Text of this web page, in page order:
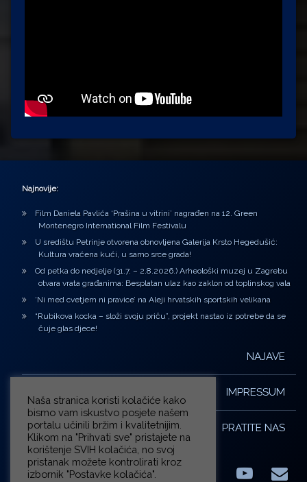
Najnovije:
Film Daniela Pavlića ‘Prašina u vitrini’ nagrađen na 12. Green
Montenegro International Film Festivalu
U središtu Petrinje otvorena obnovljena Galerija Krsto Hegedušić:
Kultura vraćena kući, u samo srce grada!
Od petka do nedjelje (31.7. – 2.8.2026.) Arheološki muzej u Zagrebu
otvara vrata građanima: Besplatan ulaz kao zaklon od toplinskog vala
‘Ni med cvetjem ni pravice’ na Aleji hrvatskih sportskih velikana
“Rubikova kocka – složi svoju priču”, projekt nastao iz potrebe da se
čuje glas djece!
NAJAVE
IMPRESSUM
PRATITE NAS
Naša stranica koristi kolačiće kako
bismo vam iskustvo posjete našem
portalu učinili bržim i kvalitetnijim.
Klikom na "Prihvati sve" pristajete na
korištenje SVIH kolačića, no svoj
pristanak možete kontrolirati kroz
izbornik "Postavke kolačića".